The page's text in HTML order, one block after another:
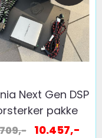
Next Gen DSP
pakke
10.457,-